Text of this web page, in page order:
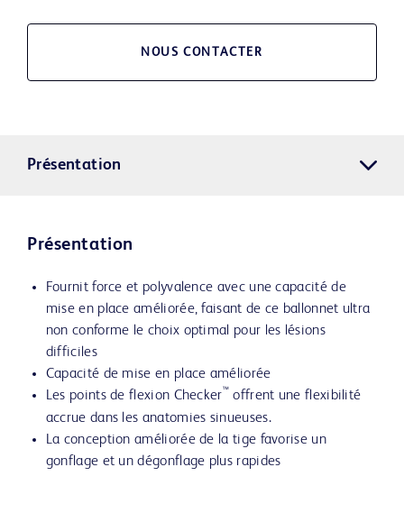
NOUS CONTACTER
Présentation
Présentation
Fournit force et polyvalence avec une capacité de
mise en place améliorée, faisant de ce ballonnet ultra
non conforme le choix optimal pour les lésions
difficiles
Capacité de mise en place améliorée
Les points de flexion Checker™ offrent une flexibilité
accrue dans les anatomies sinueuses.
La conception améliorée de la tige favorise un
gonflage et un dégonflage plus rapides